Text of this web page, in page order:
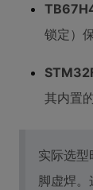
锁定）
其内置
实际选
脚虚焊。